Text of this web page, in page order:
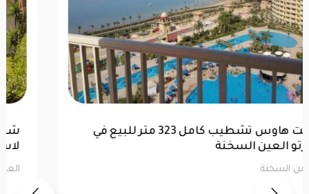
بينت هاوس تشطيب كامل 323 متر للبيع في
بورتو العين السخنة
العين السخنة